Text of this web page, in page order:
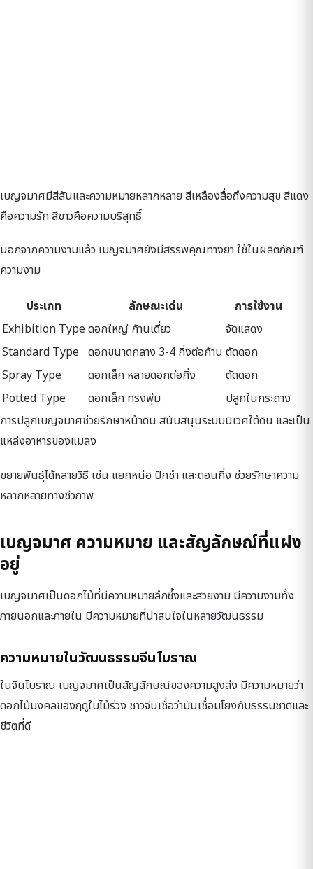
เบญจมาศมีสีสันและความหมายหลากหลาย สีเหลืองสื่อถึงความสุข สีแดง
คือความรัก สีขาวคือความบริสุทธิ์
นอกจากความงามแล้ว เบญจมาศยังมีสรรพคุณทางยา ใช้ในผลิตภัณฑ์
ความงาม
ประเภท ลักษณะเด่น
การใช้งาน
Exhibition Typeดอกใหญ่ ก้านเดี่ยว
จัดแสดง
Standard Type ดอกขนาดกลาง 3-4 กิ่งต่อก้าน ตัดดอก
Spray Type
ดอกเล็ก หลายดอกต่อกิ่ง
ตัดดอก
Potted Type
ดอกเล็ก ทรงพุ่ม
ปลูกในกระถาง
การปลูกเบญจมาศช่วยรักษาหน้าดิน สนับสนุนระบบนิเวศใต้ดิน และเป็น
แหล่งอาหารของแมลง
ขยายพันธุ์ได้หลายวิธี เช่น แยกหน่อ ปักชำ และตอนกิ่ง ช่วยรักษาความ
หลากหลายทางชีวภาพ
เบญจมาศ ความหมาย และสัญลักษณ์ที่แฝง
อยู่
เบญจมาศเป็นดอกไม้ที่มีความหมายลึกซึ้งและสวยงาม มีความงามทั้ง
ภายนอกและภายใน มีความหมายที่น่าสนใจในหลายวัฒนธรรม
ความหมายในวัฒนธรรมจีนโบราณ
ในจีนโบราณ เบญจมาศเป็นสัญลักษณ์ของความสูงส่ง มีความหมายว่า
ดอกไม้มงคลของฤดูใบไม้ร่วง ชาวจีนเชื่อว่ามันเชื่อมโยงกับธรรมชาติและ
ชีวิตที่ดี